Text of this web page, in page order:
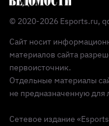
© 2020-2026 Esports.ru,
Сайт носит
материалов сайта
первоисточник.
Отдельные материалы
не предназначенную для
Сетевое издание